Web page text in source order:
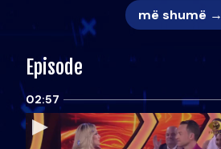
më shumë →
Episode
02:57